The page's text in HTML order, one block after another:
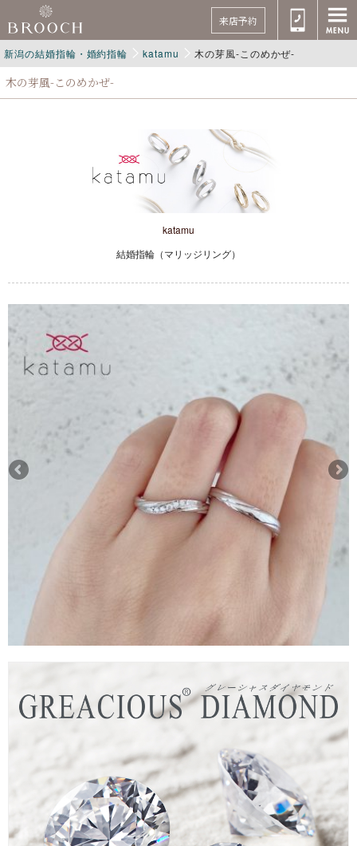
来店予約
新潟の結婚指輪・婚約指輪 katamu 木の芽風-このめかぜ-
木の芽風-このめかぜ-
katamu
結婚指輪（マリッジリング）